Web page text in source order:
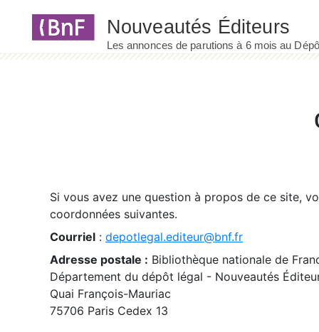
Si vous avez une question à propos de ce site,
coordonnées suivantes.
Courriel : depotlegal.editeur@bnf.fr
Adresse postale : Bibliothèque nationale de
Département du dépôt légal - Nouveautés
Quai François-Mauriac
75706 Paris Cedex 13